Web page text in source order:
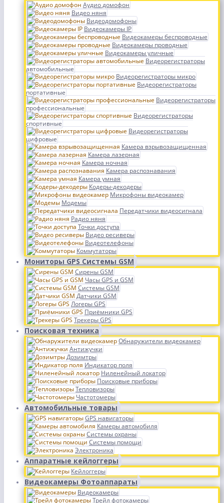
Аудио домофон
Видео няня
Видеодомофоны
Видеокамеры IP
Видеокамеры беспроводные
Видеокамеры проводные
Видеокамеры уличные
Видеорегистраторы
автомобильные
Видеорегистраторы микро
Видеорегистраторы
портативные
Видеорегистраторы
профессиональные
Видеорегистраторы
спортивные
Видеорегистраторы
цифровые
Камера взрывозащищенная
Камера лазерная
Камера ночная
Камера распознавания
Камера умная
Кодеры-декодеры
Микрофоны видеокамер
Модемы
Передатчики видеосигнала
Радио няня
Точки доступа
Видео ресиверы
Видеотелефоны
Коммутаторы
Мониторы GPS Системы GSM
Сирены GSM
Часы GPS и GSM
Системы GSM
Датчики GSM
Логеры GPS
Приёмники GPS
Трекеры GPS
Поисковая техника
Обнаружители видеокамер
Антижучки
Дозимтры
Индикатор поля
Ниленейный локатор
Поисковые приборы
Тепловизоры
Частотомеры
Автомобильные товары
GPS навигаторы
Камеры автомобиля
Системы охраны
Системы помощи
Электроника
Аппаратные кейлоггеры
Кейлоггеры
Видеокамеры Фотоаппараты
Видеокамеры
Трейл фотокамеры